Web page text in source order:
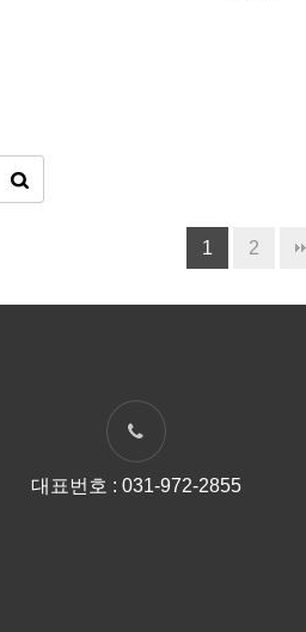
1 2
대표번호 : 031-972-2855